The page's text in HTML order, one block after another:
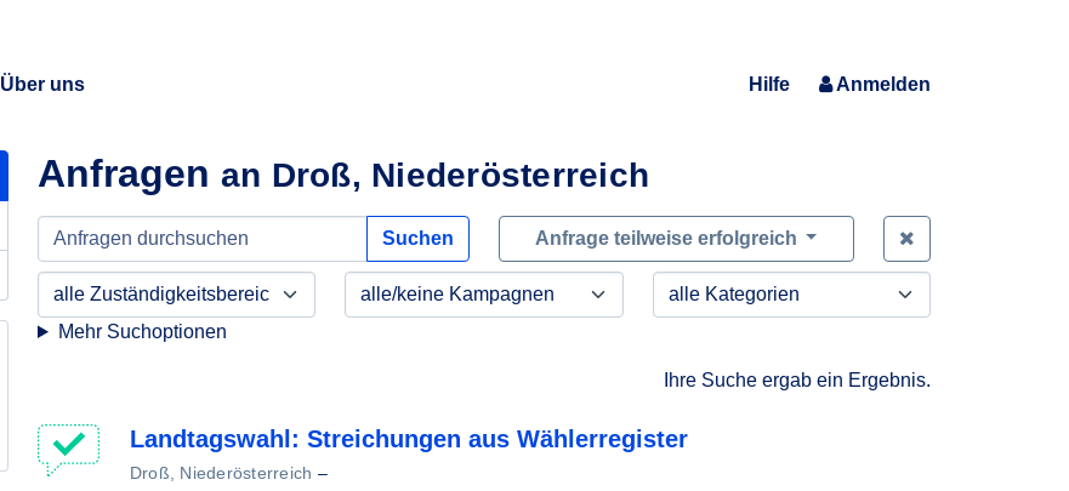
Über uns Hilfe Anmelden
Anfragen an Droß, Niederösterreich
Suchen Anfrage teilweise erfolgreich
Mehr Suchoptionen
Ihre Suche ergab ein Ergebnis.
Landtagswahl: Streichungen aus Wählerregister
Droß, Niederösterreich –